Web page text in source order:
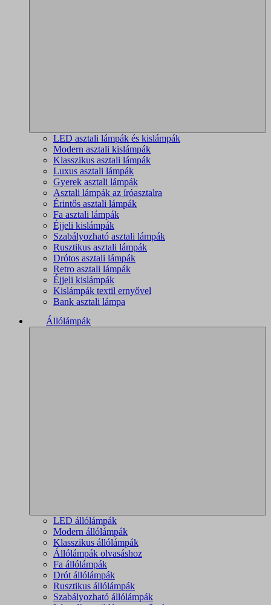
LED asztali lámpák és kislámpák
Modern asztali kislámpák
Klasszikus asztali lámpák
Luxus asztali lámpák
Gyerek asztali lámpák
Asztali lámpák az íróasztalra
Érintős asztali lámpák
Fa asztali lámpák
Éjjeli kislámpák
Szabályozható asztali lámpák
Rusztikus asztali lámpák
Drótos asztali lámpák
Retro asztali lámpák
Éjjeli kislámpák
Kislámpák textil ernyővel
Bank asztali lámpa
Állólámpák
LED állólámpák
Modern állólámpák
Klasszikus állólámpák
Állólámpák olvasáshoz
Fa állólámpák
Drót állólámpák
Rusztikus állólámpák
Szabályozható állólámpák